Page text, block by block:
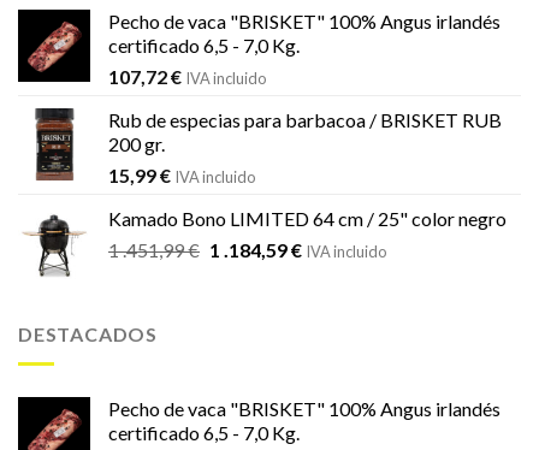
Pecho de vaca "BRISKET" 100% Angus irlandés
certificado 6,5 - 7,0 Kg.
107,72€ IVA incluido
Rub de especias para barbacoa / BRISKET RUB
200 gr.
15,99€ IVA incluido
Kamado Bono LIMITED 64 cm / 25" color negro
1 .451,99€ El
1 .184,59€ElIVA incluido
DESTACADOS
Pecho de vaca "BRISKET" 100% Angus irlandés
certificado 6,5 - 7,0 Kg.